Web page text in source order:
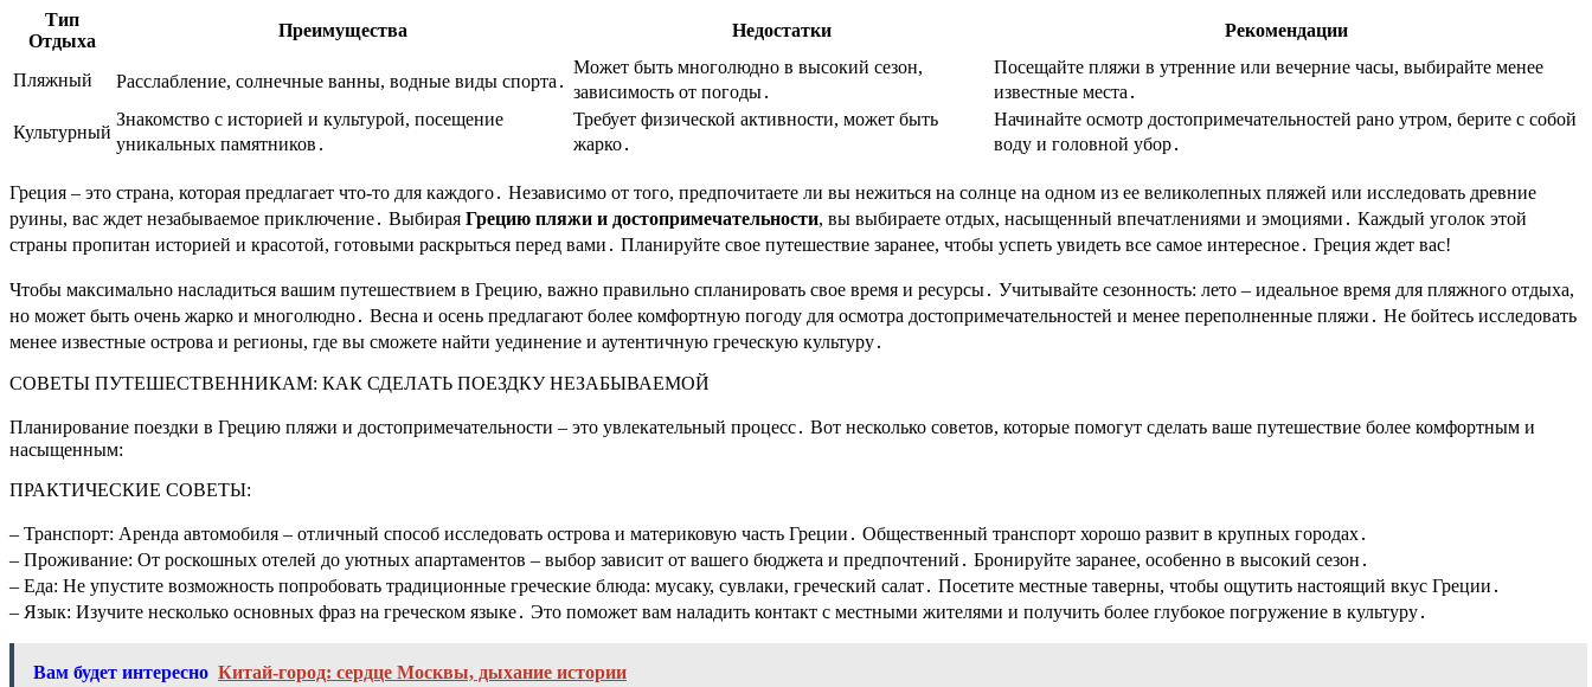
Тип
Отдыха
Преимущества Недостатки Рекомендации
Пляжный Расслабление, солнечные ванны, водные виды спорта․
Может быть многолюдно в высокий сезон,
зависимость от погоды․
Посещайте пляжи в утренние или вечерние часы, выбирайте менее
известные места․
Культурный
Знакомство с историей и культурой, посещение
уникальных памятников․
Требует физической активности, может быть
жарко․
Начинайте осмотр достопримечательностей рано утром, берите с собой
воду и головной убор․
Греция – это страна, которая предлагает что-то для каждого․ Независимо от того, предпочитаете ли вы нежиться на солнце на одном из ее великолепных пляжей или исследовать древние
руины, вас ждет незабываемое приключение․ Выбирая Грецию пляжи и достопримечательности, вы выбираете отдых, насыщенный впечатлениями и эмоциями․ Каждый уголок этой
страны пропитан историей и красотой, готовыми раскрыться перед вами․ Планируйте свое путешествие заранее, чтобы успеть увидеть все самое интересное․ Греция ждет вас!
Чтобы максимально насладиться вашим путешествием в Грецию, важно правильно спланировать свое время и ресурсы․ Учитывайте сезонность: лето – идеальное время для пляжного отдыха,
но может быть очень жарко и многолюдно․ Весна и осень предлагают более комфортную погоду для осмотра достопримечательностей и менее переполненные пляжи․ Не бойтесь исследовать
менее известные острова и регионы, где вы сможете найти уединение и аутентичную греческую культуру․
СОВЕТЫ ПУТЕШЕСТВЕННИКАМ: КАК СДЕЛАТЬ ПОЕЗДКУ НЕЗАБЫВАЕМОЙ
Планирование поездки в Грецию пляжи и достопримечательности – это увлекательный процесс․ Вот несколько советов, которые помогут сделать ваше путешествие более комфортным и
насыщенным:
ПРАКТИЧЕСКИЕ СОВЕТЫ:
– Транспорт: Аренда автомобиля – отличный способ исследовать острова и материковую часть Греции․ Общественный транспорт хорошо развит в крупных городах․
– Проживание: От роскошных отелей до уютных апартаментов – выбор зависит от вашего бюджета и предпочтений․ Бронируйте заранее, особенно в высокий сезон․
– Еда: Не упустите возможность попробовать традиционные греческие блюда: мусаку, сувлаки, греческий салат․ Посетите местные таверны, чтобы ощутить настоящий вкус Греции․
– Язык: Изучите несколько основных фраз на греческом языке․ Это поможет вам наладить контакт с местными жителями и получить более глубокое погружение в культуру․
Вам будет интересно Китай-город: сердце Москвы, дыхание истории